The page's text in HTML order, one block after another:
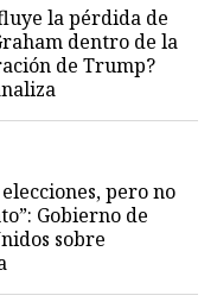
la pérdida de
dentro de la
de Trump?
pero no
Gobierno de
sobre